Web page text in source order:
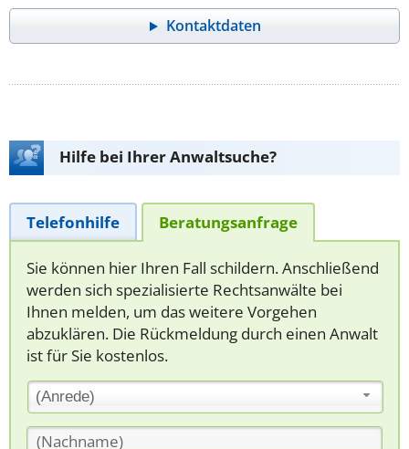
Kontaktdaten
Hilfe bei Ihrer Anwaltsuche?
Telefonhilfe Beratungsanfrage
Sie können hier Ihren Fall schildern. Anschließend
werden sich spezialisierte Rechtsanwälte bei
Ihnen melden, um das weitere Vorgehen
abzuklären. Die Rückmeldung durch einen Anwalt
ist für Sie kostenlos.
(Anrede)